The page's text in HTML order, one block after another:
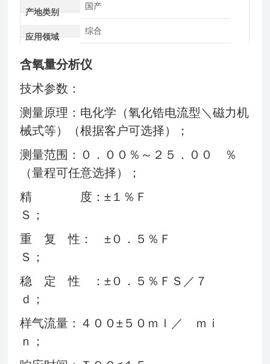
产地类别
国产
应用领域
综合
含氧量分析仪
技术参数：
测量原理：电化学（氧化锆电流型＼磁力机
械式等）（根据客户可选择）；
测量范围：０．００％～２５．００ ％
（量程可任意选择）；
精 度：±１％Ｆ
Ｓ
重 复 性： ±０．５％Ｆ
Ｓ；
稳 定 性 ：±０．５％ＦＳ／７
ｄ；
样气流量：４００±５０ｍｌ／ ｍｉ
ｎ；